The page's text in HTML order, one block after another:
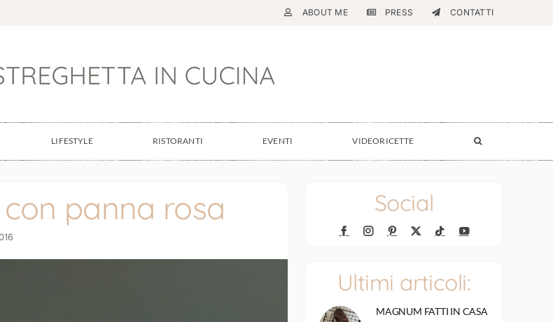
ABOUT ME PRESS CONTATTI
LIFESTYLE RISTORANTI EVENTI VIDEORICETTE
panna rosa Social
Ultimi articoli:
MAGNUM FATTI IN CASA